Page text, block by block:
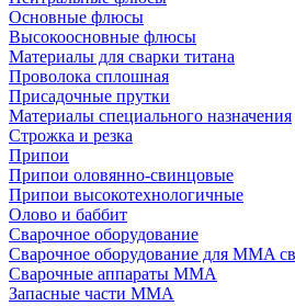
Основные флюсы
Высокоосновные флюсы
Материалы для сварки титана
Проволока сплошная
Присадочные прутки
Материалы специального назначения
Строжка и резка
Припои
Припои оловянно-свинцовые
Припои высокотехнологичные
Олово и баббит
Сварочное оборудование
Сварочное оборудование для MMA
Сварочные аппараты MMA
Запасные части MMA